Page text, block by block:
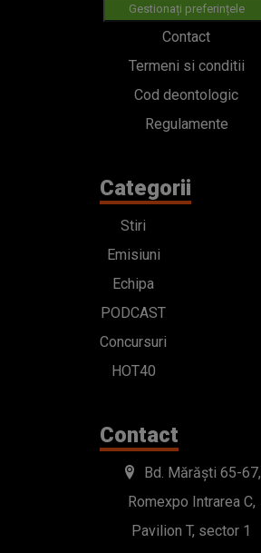
Gestionați preferințele
Contact
Termeni si conditii
Cod deontologic
Regulamente
Categorii
Stiri
Emisiuni
Echipa
PODCAST
Concursuri
HOT40
Contact
Bd. Mărăști 65-67,
Romexpo Intrarea C,
Pavilion T, sector 1